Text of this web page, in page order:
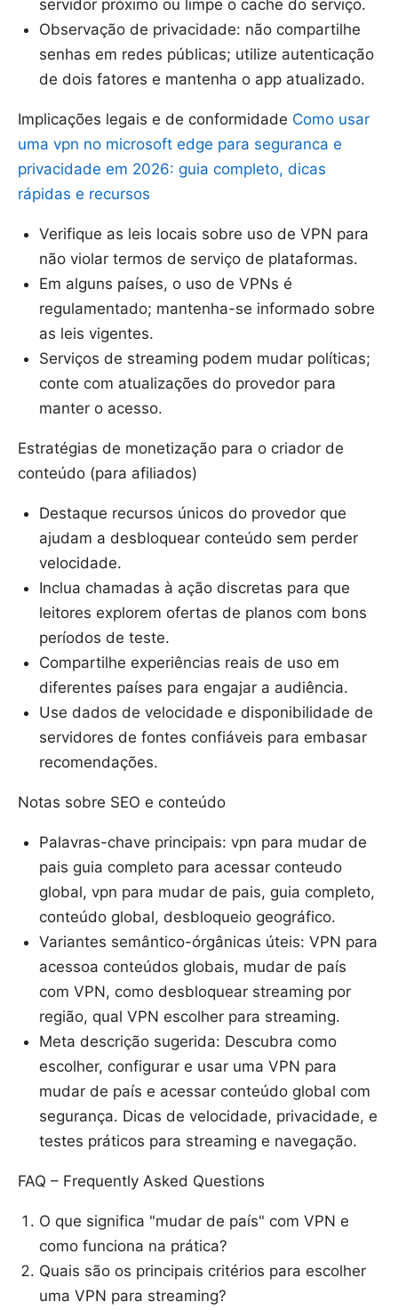
servidor próximo ou limpe o cache do serviço.
Observação de privacidade: não compartilhe
senhas em redes públicas; utilize autenticação
de dois fatores e mantenha o app atualizado.
Implicações legais e de conformidade Como usar
uma vpn no microsoft edge para seguranca e
privacidade em 2026: guia completo, dicas
rápidas e recursos
Verifique as leis locais sobre uso de VPN para
não violar termos de serviço de plataformas.
Em alguns países, o uso de VPNs é
regulamentado; mantenha-se informado sobre
as leis vigentes.
Serviços de streaming podem mudar políticas;
conte com atualizações do provedor para
manter o acesso.
Estratégias de monetização para o criador de
conteúdo (para afiliados)
Destaque recursos únicos do provedor que
ajudam a desbloquear conteúdo sem perder
velocidade.
Inclua chamadas à ação discretas para que
leitores explorem ofertas de planos com bons
períodos de teste.
Compartilhe experiências reais de uso em
diferentes países para engajar a audiência.
Use dados de velocidade e disponibilidade de
servidores de fontes confiáveis para embasar
recomendações.
Notas sobre SEO e conteúdo
Palavras-chave principais: vpn para mudar de
pais guia completo para acessar conteudo
global, vpn para mudar de pais, guia completo,
conteúdo global, desbloqueio geográfico.
Variantes semântico-órgânicas úteis: VPN para
acessoa conteúdos globais, mudar de país
com VPN, como desbloquear streaming por
região, qual VPN escolher para streaming.
Meta descrição sugerida: Descubra como
escolher, configurar e usar uma VPN para
mudar de país e acessar conteúdo global com
segurança. Dicas de velocidade, privacidade, e
testes práticos para streaming e navegação.
FAQ – Frequently Asked Questions
O que significa "mudar de país" com VPN e
como funciona na prática?
Quais são os principais critérios para escolher
uma VPN para streaming?